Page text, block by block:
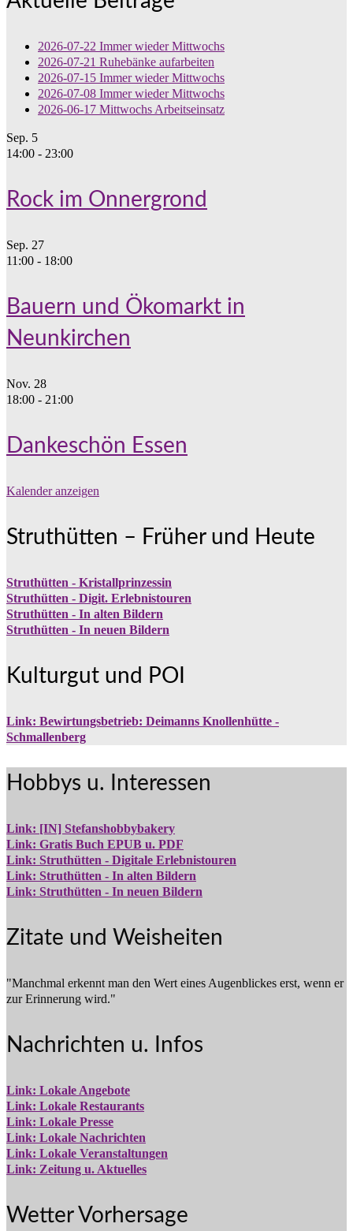
2026-07-22 Immer wieder Mittwochs
2026-07-21 Ruhebänke aufarbeiten
2026-07-15 Immer wieder Mittwochs
2026-07-08 Immer wieder Mittwochs
2026-06-17 Mittwochs Arbeitseinsatz
Sep. 5
14:00 - 23:00
Rock im Onnergrond
Sep. 27
11:00 - 18:00
Bauern und Ökomarkt in
Neunkirchen
Nov. 28
18:00 - 21:00
Dankeschön Essen
Kalender anzeigen
Struthütten – Früher und Heute
Struthütten - Kristallprinzessin
Struthütten - Digit. Erlebnistouren
Struthütten - In alten Bildern
Struthütten - In neuen Bildern
Kulturgut und POI
Link: Bewirtungsbetrieb: Deimanns Knollenhütte -
Schmallenberg
Hobbys u. Interessen
Link: [IN] Stefanshobbybakery
Link: Gratis Buch EPUB u. PDF
Link: Struthütten - Digitale Erlebnistouren
Link: Struthütten - In alten Bildern
Link: Struthütten - In neuen Bildern
Zitate und Weisheiten
"Manchmal erkennt man den Wert eines Augenblickes erst, wenn er
zur Erinnerung wird."
Nachrichten u. Infos
Link: Lokale Angebote
Link: Lokale Restaurants
Link: Lokale Presse
Link: Lokale Nachrichten
Link: Lokale Veranstaltungen
Link: Zeitung u. Aktuelles
Wetter Vorhersage